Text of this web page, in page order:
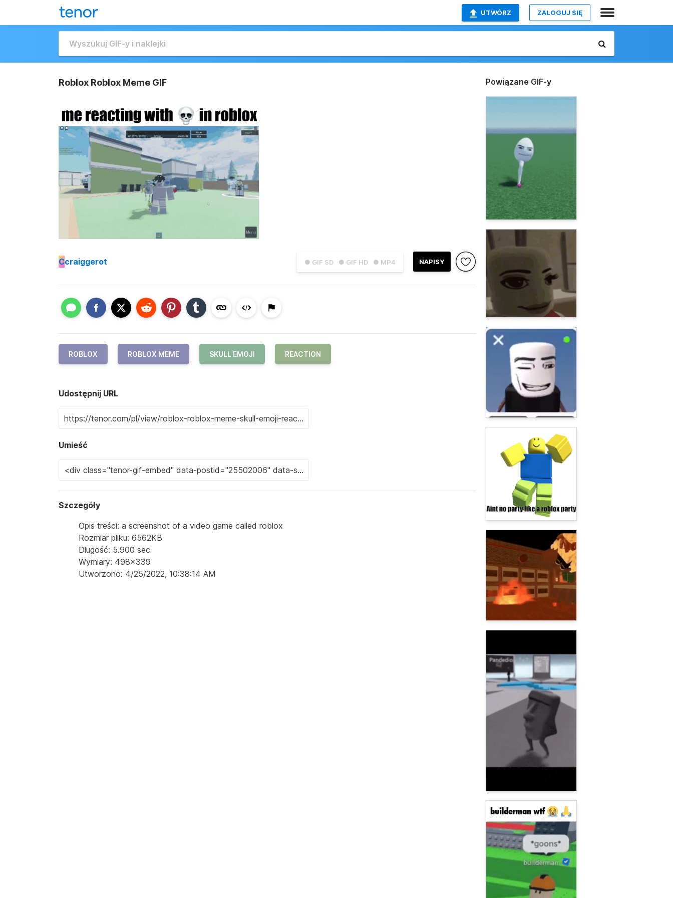
UTWÓRZ ZALOGUJ SIĘ
Roblox Roblox Meme GIF
● GIF SD ● GIF HD ● MP4 NAPISY
Ccraiggerot
ROBLOX ROBLOX MEME SKULL EMOJI REACTION
Udostępnij URL
Umieść
Szczegóły
Opis treści: a screenshot of a video game called roblox
Rozmiar pliku: 6562KB
Długość: 5.900 sec
Wymiary: 498x339
Utworzono: 4/25/2022, 10:38:14 AM
Powiązane GIF-y